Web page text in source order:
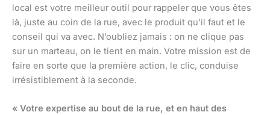
local est votre meilleur outil pour rappeler que vous êtes
là, juste au coin de la rue, avec le produit qu’il faut et le
conseil qui va avec. N’oubliez jamais : on ne clique pas
sur un marteau, on le tient en main. Votre mission est de
faire en sorte que la première action, le clic, conduise
irrésistiblement à la seconde.
« Votre expertise au bout de la rue, et en haut des